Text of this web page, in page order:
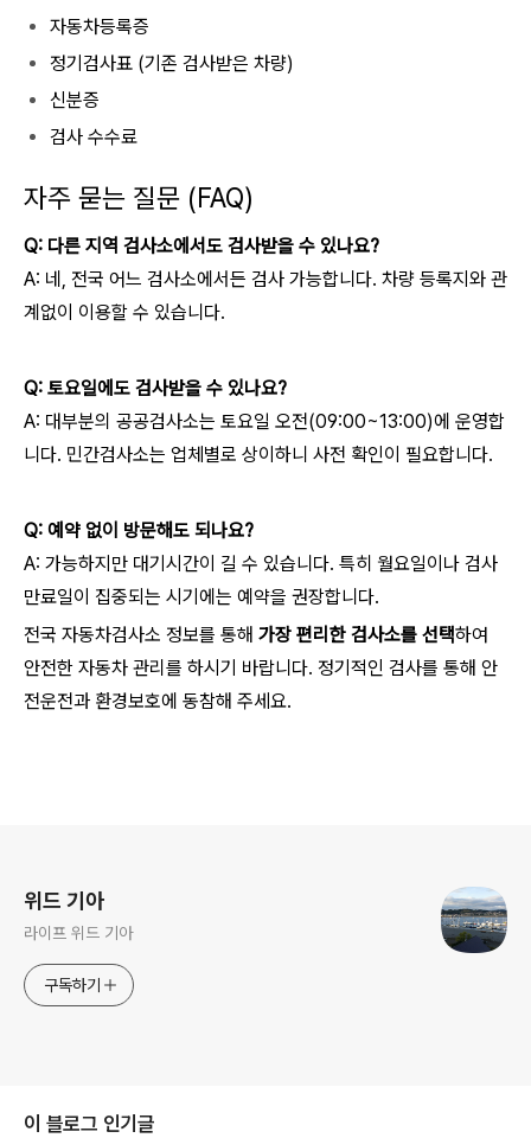
자동차등록증
정기검사표 (기존 검사받은 차량)
신분증
검사 수수료
자주 묻는 질문 (FAQ)
Q: 다른 지역 검사소에서도 검사받을 수 있나요?
A: 네, 전국 어느 검사소에서든 검사 가능합니다. 차량 등록지와 관
계없이 이용할 수 있습니다.
Q: 토요일에도 검사받을 수 있나요?
A: 대부분의 공공검사소는 토요일 오전(09:00~13:00)에 운영합
니다. 민간검사소는 업체별로 상이하니 사전 확인이 필요합니다.
Q: 예약 없이 방문해도 되나요?
A: 가능하지만 대기시간이 길 수 있습니다. 특히 월요일이나 검사
만료일이 집중되는 시기에는 예약을 권장합니다.
전국 자동차검사소 정보를 통해 가장 편리한 검사소를 선택하여
안전한 자동차 관리를 하시기 바랍니다. 정기적인 검사를 통해 안
전운전과 환경보호에 동참해 주세요.
위드 기아
라이프 위드 기아
구독하기
이 블로그 인기글